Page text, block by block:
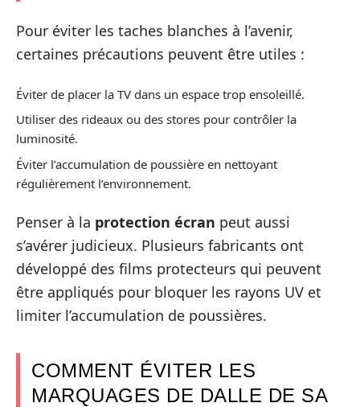
Pour éviter les taches blanches à l’avenir,
certaines précautions peuvent être utiles :
Éviter de placer la TV dans un espace trop ensoleillé.
Utiliser des rideaux ou des stores pour contrôler la
luminosité.
Éviter l’accumulation de poussière en nettoyant
régulièrement l’environnement.
Penser à la protection écran peut aussi
s’avérer judicieux. Plusieurs fabricants ont
développé des films protecteurs qui peuvent
être appliqués pour bloquer les rayons UV et
limiter l’accumulation de poussières.
COMMENT ÉVITER LES
MARQUAGES DE DALLE DE SA